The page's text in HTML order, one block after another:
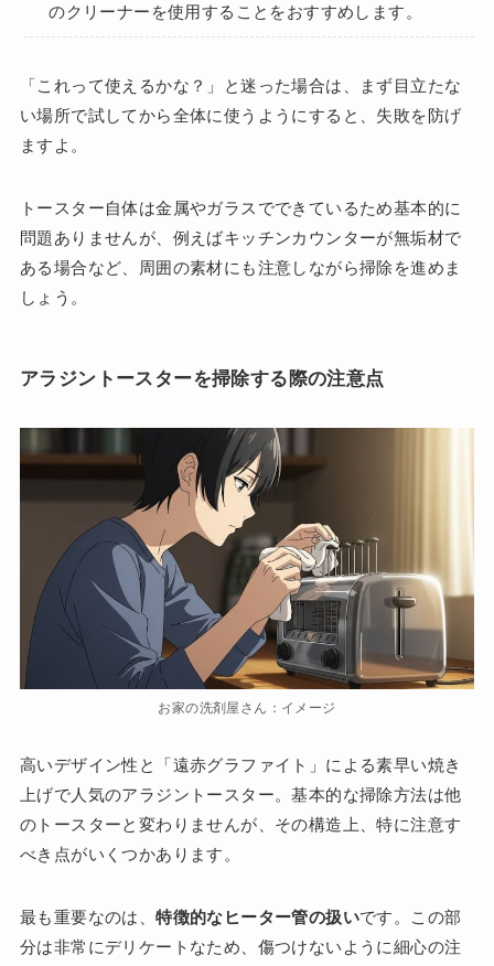
のクリーナーを使用することをおすすめします。
「これって使えるかな？」と迷った場合は、まず目立たな
い場所で試してから全体に使うようにすると、失敗を防げ
ますよ。
トースター自体は金属やガラスでできているため基本的に
問題ありませんが、例えばキッチンカウンターが無垢材で
ある場合など、周囲の素材にも注意しながら掃除を進めま
しょう。
アラジントースターを掃除する際の注意点
お家の洗剤屋さん：イメージ
高いデザイン性と「遠赤グラファイト」による素早い焼き
上げで人気のアラジントースター。基本的な掃除方法は他
のトースターと変わりませんが、その構造上、特に注意す
べき点がいくつかあります。
最も重要なのは、特徴的なヒーター管の扱いです。この部
分は非常にデリケートなため、傷つけないように細心の注